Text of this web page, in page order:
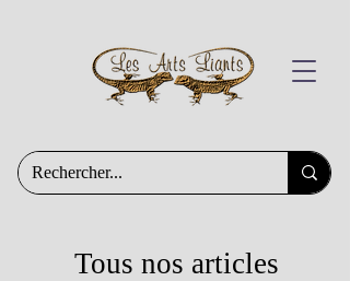
Tous nos articles